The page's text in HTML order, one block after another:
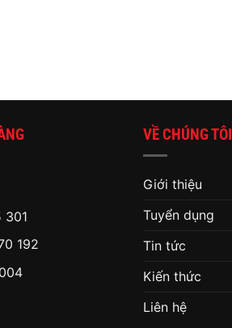
301
192
VỀ CHÚNG TÔI
Giới thiệu
Tuyển dụng
Tin tức
Kiến thức
Liên hệ